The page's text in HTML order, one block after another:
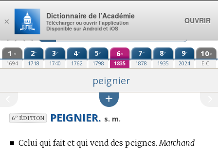
Aller au contenu
1 re
1694
2e
1718
3e
1740
4e
1762
5e
1798
6e
1835
7e
1878
8e
1935
9e
2024
10e
E.C.
peignier
6eÉDITION PEIGNIER. s. m.
■ Celui qui fait et qui vend des peignes. Marchand
×
Dictionnaire de l’Académie
Télécharger ou ouvrir l’application
Disponible sur Android et iOS
OUVRIR